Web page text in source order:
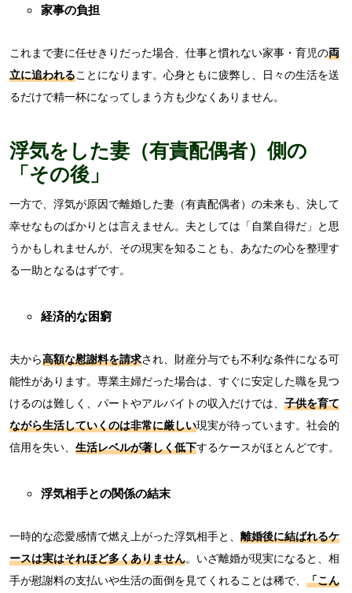
家事の負担
これまで妻に任せきりだった場合、仕事と慣れない家事・育児の両
立に追われることになります。心身ともに疲弊し、日々の生活を送
るだけで精一杯になってしまう方も少なくありません。
浮気をした妻（有責配偶者）側の
「その後」
一方で、浮気が原因で離婚した妻（有責配偶者）の未来も、決して
幸せなものばかりとは言えません。夫としては「自業自得だ」と思
うかもしれませんが、その現実を知ることも、あなたの心を整理す
る一助となるはずです。
経済的な困窮
夫から高額な慰謝料を請求され、財産分与でも不利な条件になる可
能性があります。専業主婦だった場合は、すぐに安定した職を見つ
けるのは難しく、パートやアルバイトの収入だけでは、 子供を育て
ながら生活していくのは非常に厳しい現実が待っています。社会的
信用を失い、 生活レベルが著しく低下するケースがほとんどです。
浮気相手との関係の結末
一時的な恋愛感情で燃え上がった浮気相手と、 離婚後に結ばれるケ
ースは実はそれほど多くありません。いざ離婚が現実になると、相
手が慰謝料の支払いや生活の面倒を見てくれることは稀で、 「こん